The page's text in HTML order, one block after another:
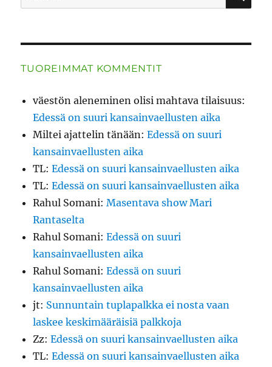
TUOREIMMAT KOMMENTIT
väestön aleneminen olisi mahtava tilaisuus:
Edessä on suuri kansainvaellusten aika
Miltei ajattelin tänään:Edessä on suuri
kansainvaellusten aika
TL:Edessä on suuri kansainvaellusten aika
TL:Edessä on suuri kansainvaellusten aika
Rahul Somani:Masentava show Mari
Rantaselta
Rahul Somani:Edessä on suuri
kansainvaellusten aika
Rahul Somani:Edessä on suuri
kansainvaellusten aika
jt: Sunnuntain tuplapalkka ei nosta vaan
laskee keskimääräisiä palkkoja
Zz:Edessä on suuri kansainvaellusten aika
TL:Edessä on suuri kansainvaellusten aika